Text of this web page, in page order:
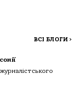
ВСІ БЛОГИ >